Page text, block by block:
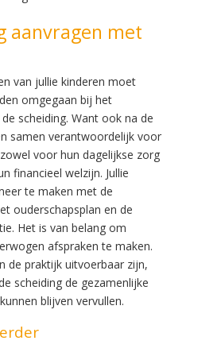
aanvragen met
van jullie kinderen moet
omgegaan bij het
scheiding. Want ook na de
samen verantwoordelijk voor
voor hun dagelijkse zorg
financieel welzijn. Jullie
te maken met de
ouderschapsplan en de
Het is van belang om
afspraken te maken.
de praktijk uitvoerbaar zijn,
scheiding de gezamenlijke
blijven vervullen.